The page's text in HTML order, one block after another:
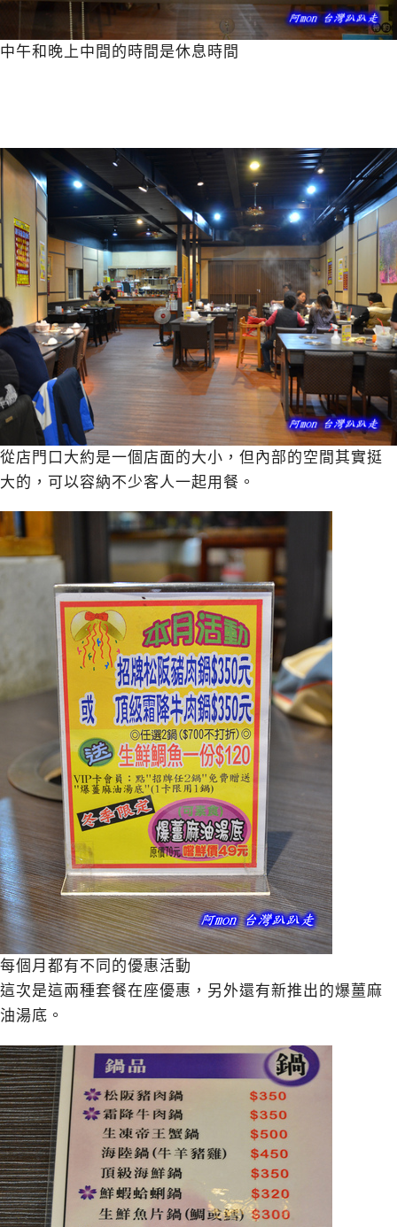
中午和晚上中間的時間是休息時間
從店門口大約是一個店面的大小，但內部的空間其實挺
大的，可以容納不少客人一起用餐。
每個月都有不同的優惠活動
這次是這兩種套餐在座優惠，另外還有新推出的爆薑麻
油湯底。